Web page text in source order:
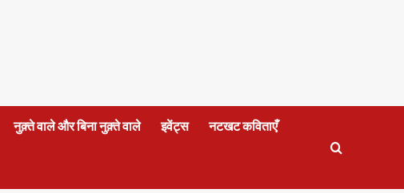
नुक़्ते वाले और बिना नुक़्ते वाले इवेंट्स नटखट कविताएँ